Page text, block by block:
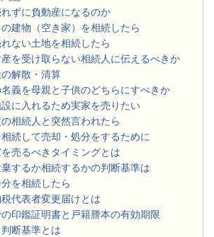
ずに負動産になるのか
建物（空き家）を相続したら
ない土地を相続したら
を受け取らない相続人に伝えるべきか
解散・清算
義を母親と子供のどちらにすべきか
に入れるため実家を売りたい
相続人と突然言われたら
続して売却・処分をするために
売るべきタイミングとは
するか相続するかの判断基準は
を相続したら
代表者変更届けとは
印鑑証明書と戸籍謄本の有効期限
断基準とは